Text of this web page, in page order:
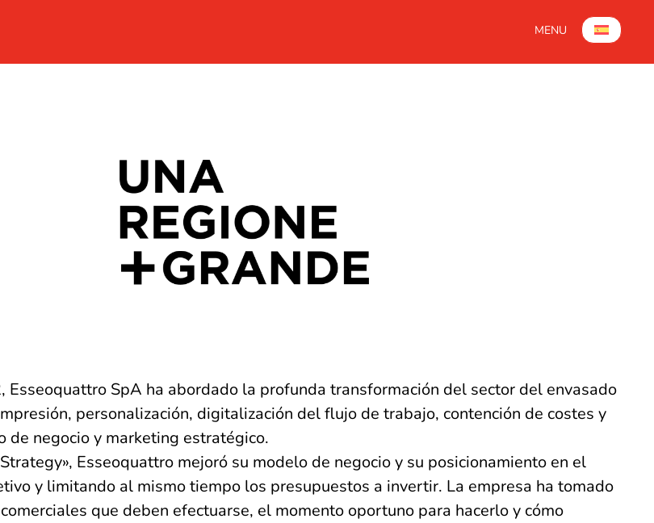
Esseoquattro SpA ha abordado la profunda transformación del sector del envasado
personalización, digitalización del flujo de trabajo, contención de costes y
negocio y marketing estratégico.
Esseoquattro mejoró su modelo de negocio y su posicionamiento en el
y limitando al mismo tiempo los presupuestos a invertir. La empresa ha tomado
que deben efectuarse, el momento oportuno para hacerlo y cómo